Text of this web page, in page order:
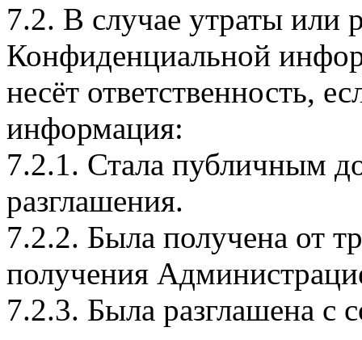
7.2. В случае утраты или
Конфиденциальной
несёт ответственность,
информация:
7.2.1. Стала публичным
разглашения.
7.2.2. Была получена от
получения
7.2.3. Была разглашена с